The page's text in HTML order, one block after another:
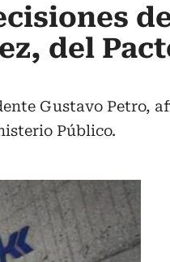
del
Gustavo Petro,
Público.